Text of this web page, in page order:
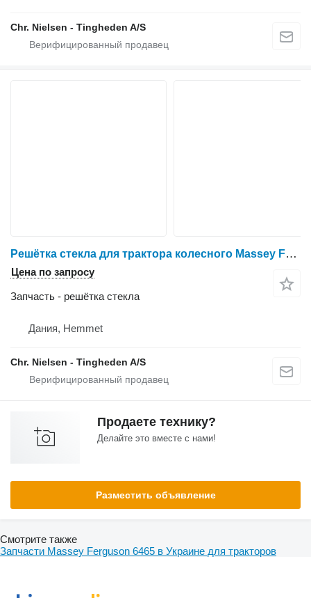
Chr. Nielsen - Tingheden A/S
Решётка стекла для трактора колесного Massey Ferguson 6465
Цена по запросу
Запчасть - решётка стекла
Дания, Hemmet
Chr. Nielsen - Tingheden A/S
Продаете технику?
Делайте это вместе с нами!
Разместить объявление
Смотрите также
Запчасти Massey Ferguson 6465 в Украине для тракторов